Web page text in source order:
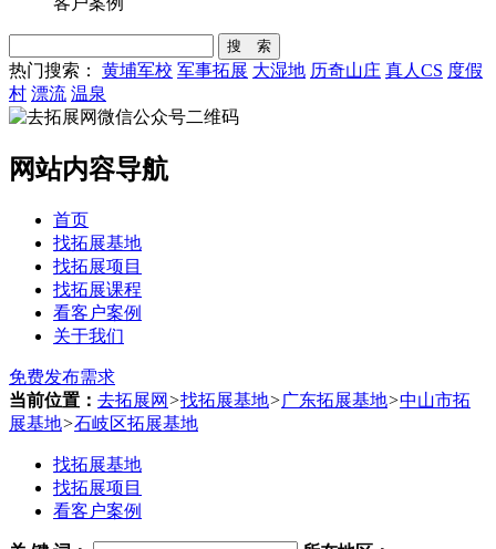
搜 索
热门搜索： 黄埔军校 军事拓展 大湿地 历奇山庄 真人CS 度假
村 漂流 温泉
网站内容导航
首页
找拓展基地
找拓展项目
找拓展课程
看客户案例
关于我们
免费发布需求
当前位置： 去拓展网 >找拓展基地>广东拓展基地>中山市拓
展基地>石岐区拓展基地
找拓展基地
找拓展项目
看客户案例